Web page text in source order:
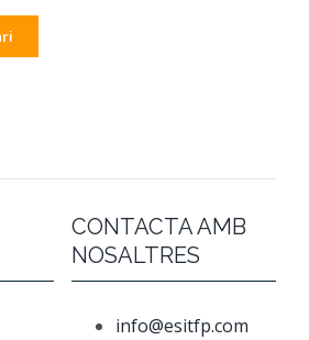
CONTACTA AMB
NOSALTRES
info@esitfp.com